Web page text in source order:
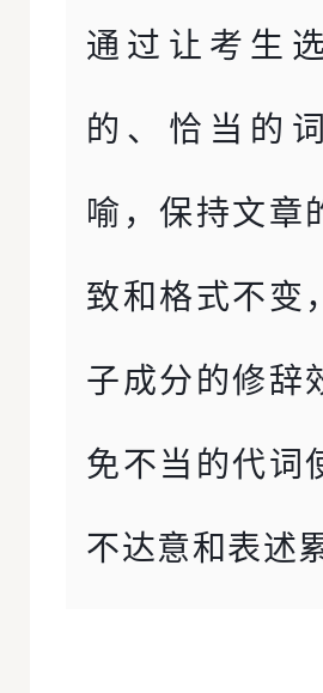
通过让考生
的、恰当的
喻，保持文章
致和格式不变
子成分的修辞
免不当的代词
不达意和表述